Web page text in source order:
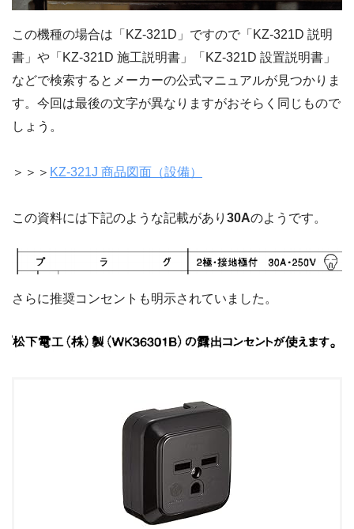
この機種の場合は「KZ-321D」ですので「KZ-321D 説明
書」や「KZ-321D 施工説明書」「KZ-321D 設置説明書」
などで検索するとメーカーの公式マニュアルが見つかりま
す。今回は最後の文字が異なりますがおそらく同じもので
しょう。
＞＞＞ KZ-321J 商品図面（設備）
この資料には下記のような記載があり 30Aのようです。
さらに推奨コンセントも明示されていました。